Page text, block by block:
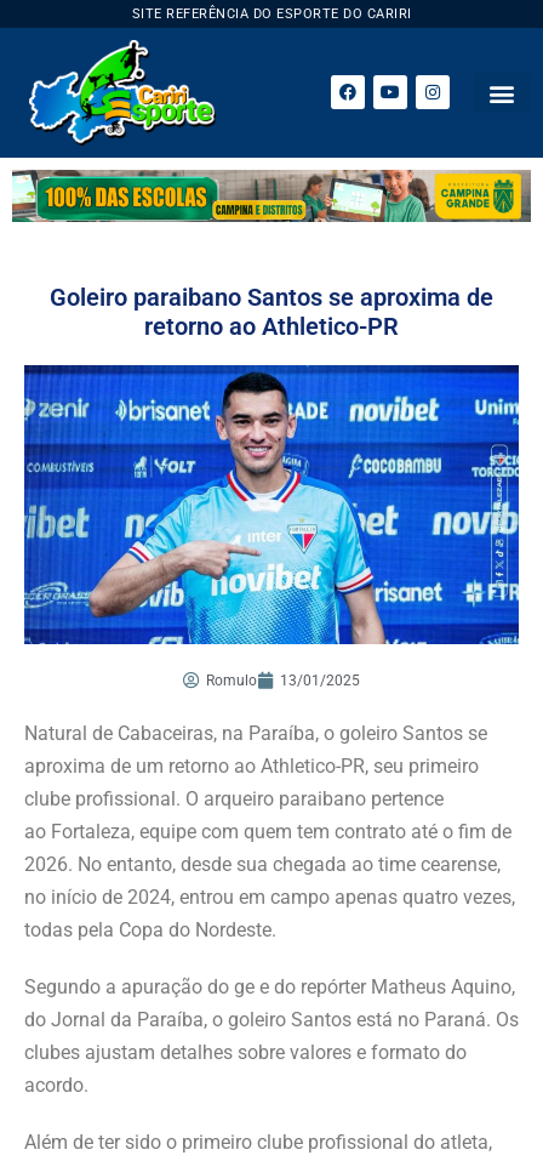
SITE REFERÊNCIA DO ESPORTE DO CARIRI
Goleiro paraibano Santos se aproxima de
retorno ao Athletico-PR
Romulo 13/01/2025
Natural de Cabaceiras, na Paraíba, o goleiro Santos se
aproxima de um retorno ao Athletico-PR, seu primeiro
clube profissional. O arqueiro paraibano pertence
ao Fortaleza, equipe com quem tem contrato até o fim de
2026. No entanto, desde sua chegada ao time cearense,
no início de 2024, entrou em campo apenas quatro vezes,
todas pela Copa do Nordeste.
Segundo a apuração do ge e do repórter Matheus Aquino,
do Jornal da Paraíba, o goleiro Santos está no Paraná. Os
clubes ajustam detalhes sobre valores e formato do
acordo.
Além de ter sido o primeiro clube profissional do atleta,